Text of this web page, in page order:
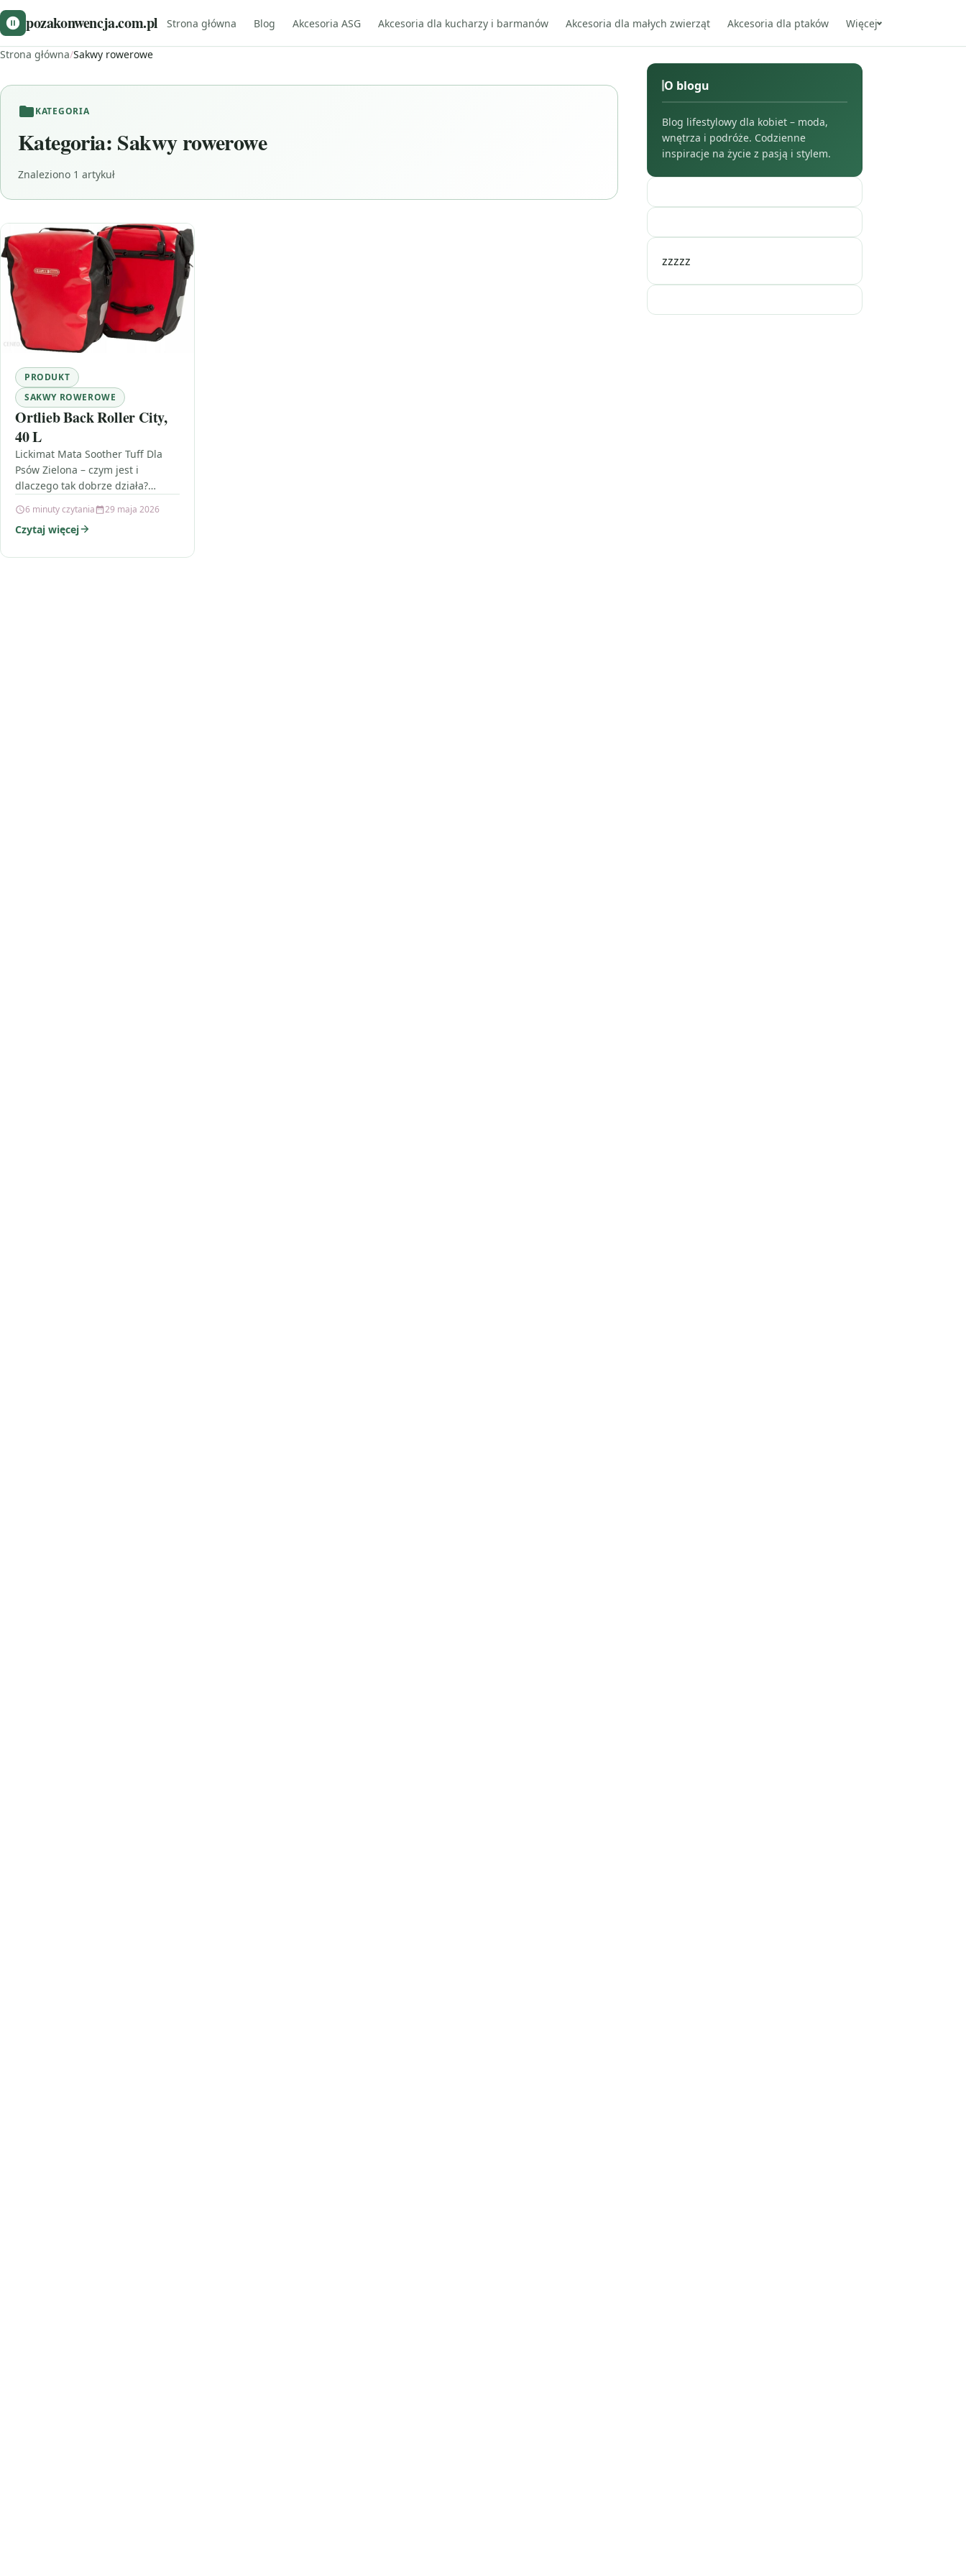
pozakonwencja.com.pl Strona główna Blog Akcesoria ASG Akcesoria dla kucharzy i barmanów Akcesoria dla małych zwierząt Akcesoria dla ptaków Więcej
Strona główna/Sakwy rowerowe
KATEGORIA
Kategoria: Sakwy rowerowe
Znaleziono 1 artykuł
PRODUKT
SAKWY ROWEROWE
Ortlieb Back Roller City,
40 L
Lickimat Mata Soother Tuff Dla
Psów Zielona – czym jest i
dlaczego tak dobrze działa?
Psów Zielona to twarda,…
6 minuty czytania 29 maja 2026
Czytaj więcej
O blogu
Blog lifestylowy dla kobiet – moda,
wnętrza i podróże. Codzienne
inspiracje na życie z pasją i stylem.
zzzzz